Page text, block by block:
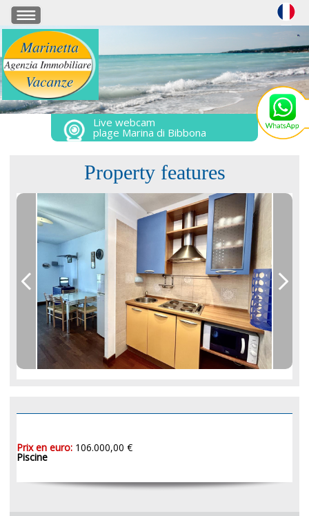
Live webcam
plage Marina di Bibbona
Property features
Prix en euro: 106.000,00 €
Piscine